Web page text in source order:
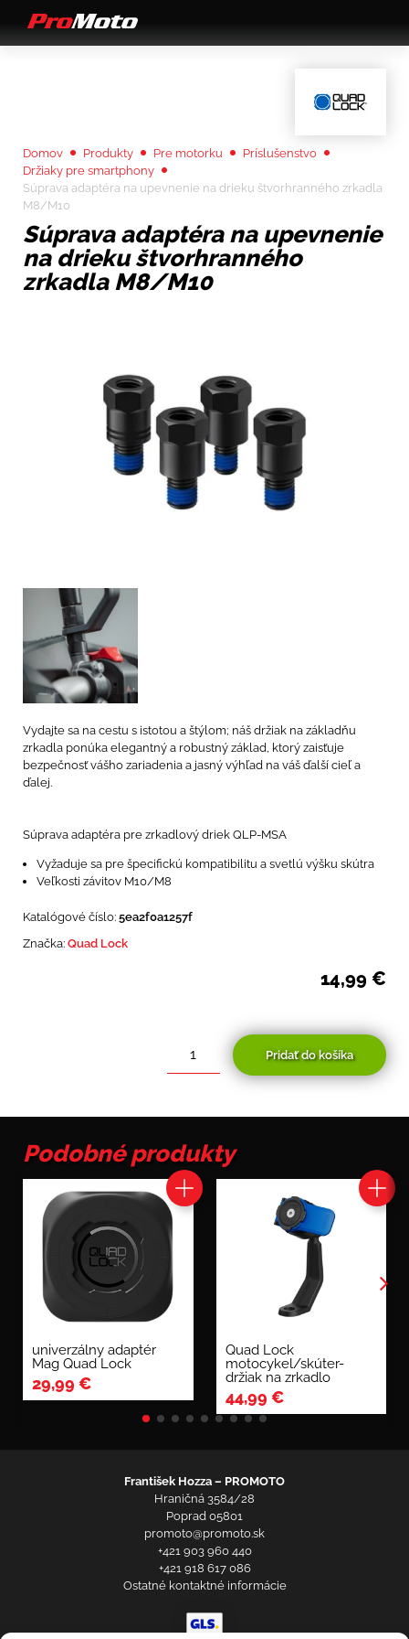
Domov Produkty Pre motorku
Príslušenstvo
Držiaky pre smartphony
Súprava adaptéra na upevnenie na drieku štvorhranného zrkadla
M8/M10
Súprava adaptéra na upevnenie
na drieku štvorhranného
zrkadla M8/M10
Vydajte sa na cestu s istotou a štýlom; náš držiak na základňu
zrkadla ponúka elegantný a robustný základ, ktorý zaisťuje
bezpečnosť vášho zariadenia a jasný výhľad na váš ďalší cieľ a
ďalej.
Súprava adaptéra pre zrkadlový driek QLP-MSA
Vyžaduje sa pre špecifickú kompatibilitu a svetlú výšku skútra
Veľkosti závitov M10/M8
Katalógové číslo: 5ea2f0a1257f
Značka: Quad Lock
14,99 €
množstvo
Súprava
na
na
drieku
štvorhranného
zrkadla
Pridať do košíka
Podobné produkty
univerzálny adaptér
Mag Quad Lock
29,99 €
Quad Lock
motocykel/skúter-
držiak na zrkadlo
44,99 €
František Hozza – PROMOTO
Hraničná 3584/28
Poprad 05801
promoto@promoto.sk
+421 903 960 440
+421 918 617 086
Ostatné kontaktné informácie